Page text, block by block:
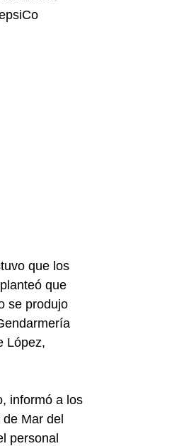
que los
que
se produjo
López,
informó a los
Mar del
personal